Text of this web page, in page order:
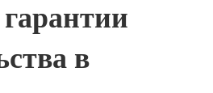
гарантии
в